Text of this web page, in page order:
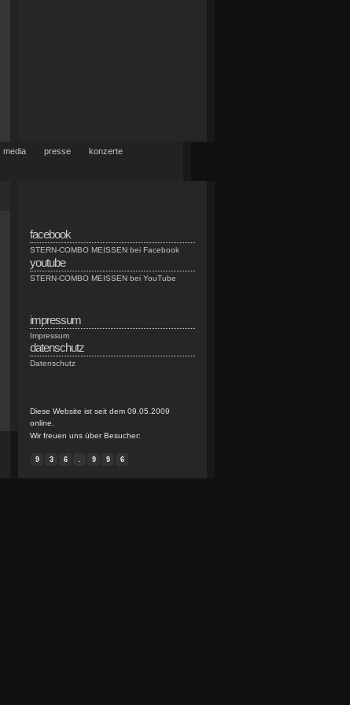
media presse konzerte
facebook
STERN-COMBO MEISSEN bei Facebook
youtube
STERN-COMBO MEISSEN bei YouTube
impressum
Impressum
datenschutz
Datenschutz
Diese Website ist seit dem 09.05.2009
online.
Wir freuen uns über Besucher:
9 3 6 . 9 9 6